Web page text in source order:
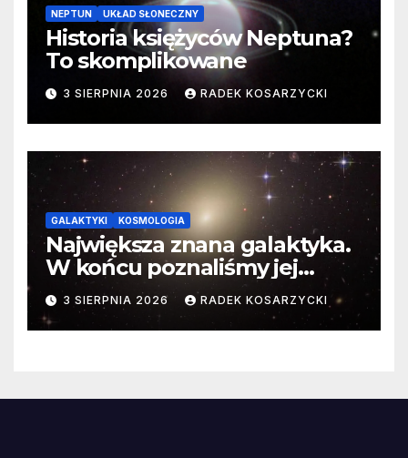
NEPTUN UKŁAD SŁONECZNY
Historia księżyców Neptuna?
To skomplikowane
3 SIERPNIA 2026 RADEK KOSARZYCKI
GALAKTYKI KOSMOLOGIA
Największa znana galaktyka.
W końcu poznaliśmy jej
faktyczne wymiary
3 SIERPNIA 2026 RADEK KOSARZYCKI